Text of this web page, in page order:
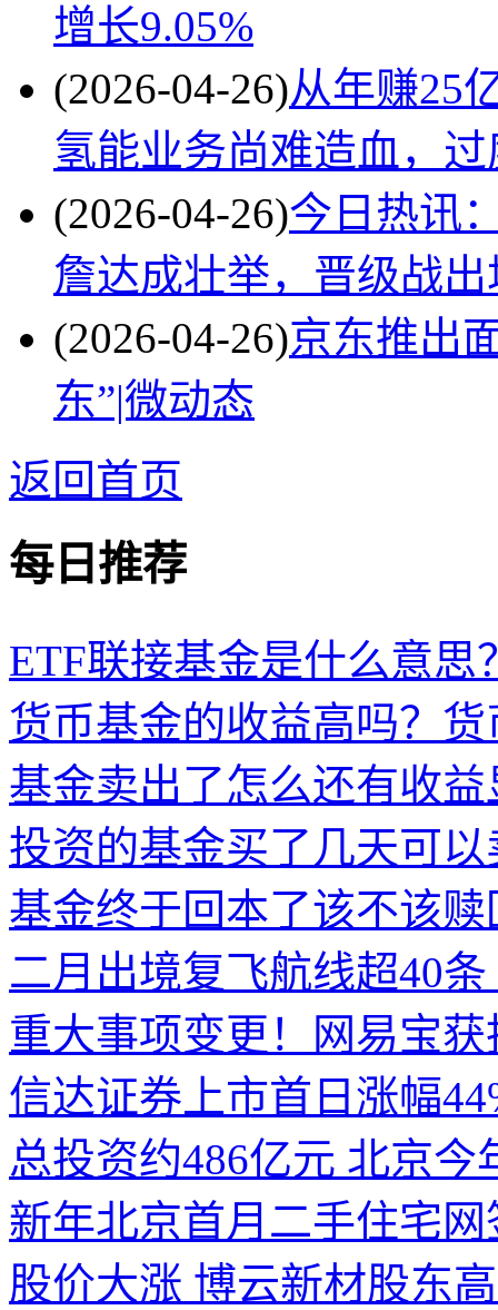
增长9.05%
(2026-04-26)从年赚25
氢能业务尚难造血，
(2026-04-26)今日热讯
詹达成壮举，晋级战
(2026-04-26)京东推出
东”|微动态
返回首页
每日推荐
ETF联接基金是什么意思
货币基金的收益高吗？
基金卖出了怎么还有收
投资的基金买了几天可
基金终于回本了该不该
二月出境复飞航线超40
重大事项变更！网易宝
信达证券上市首日涨幅
总投资约486亿元 北京今
新年北京首月二手住宅
股价大涨 博云新材股东